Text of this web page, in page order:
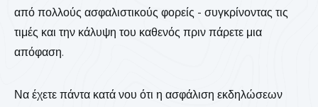
από πολλούς ασφαλιστικούς φορείς - συγκρίνοντας τις
τιμές και την κάλυψη του καθενός πριν πάρετε μια
απόφαση.
Να έχετε πάντα κατά νου ότι η ασφάλιση εκδηλώσεων